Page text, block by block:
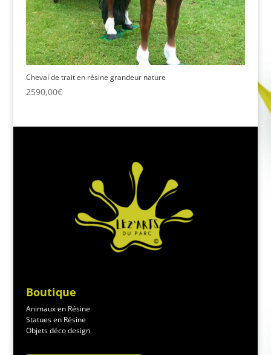
Cheval de trait en résine grandeur nature
2590,00€
Boutique
Animaux en Résine
Statues en Résine
Objets déco design